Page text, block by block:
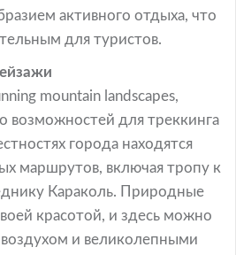
активного отдыха, что
для туристов.
mountain landscapes,
возможностей для треккинга
города находятся
маршрутов, включая тропу к
Караколь. Природные
красотой, и здесь можно
и великолепными